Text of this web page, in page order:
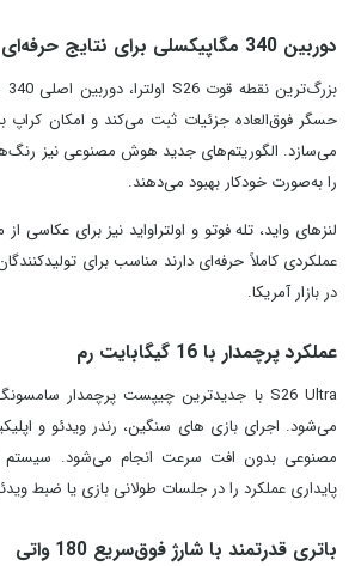
دوربین 340 مگاپیکسلی برای نتایج حرفه‌ای
حسگر فوق‌العاده جزئیات ثبت می‌کند و امکان کراپ
می‌سازد. الگوریتم‌های جدید هوش مصنوعی نیز
را به‌صورت خودکار بهبود می‌دهند.
لنزهای واید، تله‌ فوتو و اولتراواید نیز برای عکاسی
عملکردی کاملاً حرفه‌ای دارند مناسب برای
در بازار آمریکا.
عملکرد پرچمدار با 16 گیگابایت رم
می‌شود. اجرای بازی های سنگین، رندر ویدئو و
مصنوعی بدون افت سرعت انجام می‌شود. سیستم
پایداری عملکرد را در جلسات طولانی بازی یا ضبط
باتری قدرتمند با شارژ فوق‌سریع 180 واتی